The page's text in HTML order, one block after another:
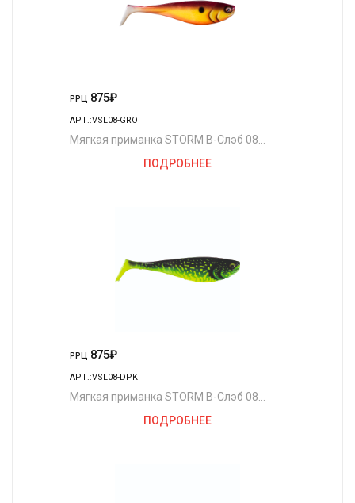
РРЦ 875₽
АРТ.:VSL08-GRO
Мягкая приманка STORM В-Слэб 08
ПОДРОБНЕЕ
РРЦ 875₽
АРТ.:VSL08-DPK
Мягкая приманка STORM В-Слэб 08
ПОДРОБНЕЕ